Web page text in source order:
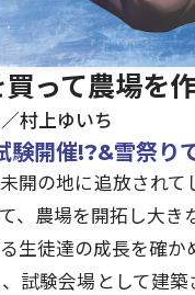
って農場を
村上ゆいち
験開催!?&雪祭り
開の地に追放され
、農場を開拓し大き
生徒達の成長を確
試験会場として建